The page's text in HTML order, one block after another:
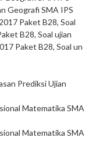
Geografi SMA IPS
Paket B28, Soal
B28, Soal ujian
Paket B28, Soal un
Prediksi Ujian
Matematika SMA
Matematika SMA